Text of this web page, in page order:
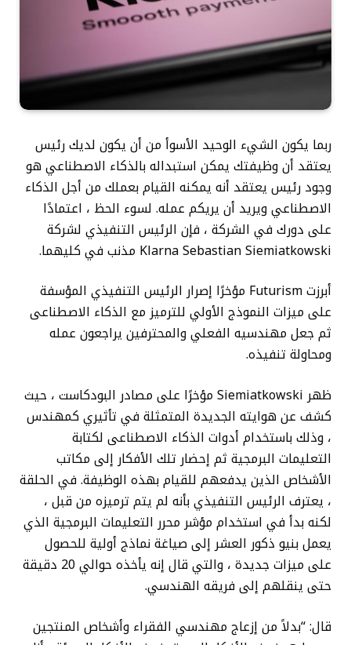
ربما يكون الشيء الوحيد الأسوأ من أن يكون لديك رئيس
يعتقد أن وظيفتك يمكن استبداله بالذكاء الاصطناعي هو
وجود رئيس يعتقد أنه يمكنه القيام بعملك من أجل الذكاء
الاصطناعي ويريد أن يريكم عمله. لسوء الحظ ، اعتمادًا
على دورك في الشركة ، فإن الرئيس التنفيذي لشركة
Klarna Sebastian Siemiatkowski مذنب في كليهما.
أبرزت Futurism مؤخرًا إصرار الرئيس التنفيذي المؤسفة
على ميزات النموذج الأولي للترميز مع الذكاء الاصطناعى
ثم جعل مهندسيه الفعلي والمحترفين يراجعون عمله
ومحاولة تنفيذه.
ظهر Siemiatkowski مؤخرًا على مصادر البودكاست ، حيث
كشف عن هوايته الجديدة المتمثلة في تأثيري كمهندس
، وذلك باستخدام أدوات الذكاء الاصطناعى لكتابة
التعليمات البرمجية ثم إحضار تلك الأفكار إلى مكاتب
الأشخاص الذين يدفعهم للقيام بهذه الوظيفة. في الحلقة
، يعترف الرئيس التنفيذي بأنه لم يتم ترميزه من قبل ،
لكنه بدأ في استخدام مؤشر محرر التعليمات البرمجية الذي
يعمل بنيو ذكور العشر إلى صياغة نماذج أولية للحصول
على ميزات جديدة ، والتي قال إنه يأخذه حوالي 20 دقيقة
حتى ينقلهم إلى فريقه الهندسي.
قال: “بدلاً من إزعاج مهندسي الفقراء وأشخاص المنتجين